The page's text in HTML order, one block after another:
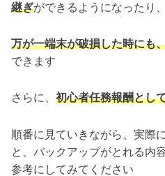
継ぎができるようになったり、
万が一端末が破損した時にも
できます
さらに、 初心者任務報酬とし
順番に見ていきながら、実際
と、バックアップがとれる内
参考にしてみてください